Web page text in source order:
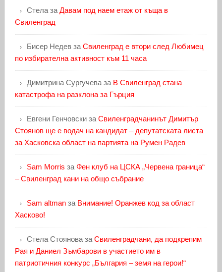
Стелаза Давам под наем етаж от къща в
Свиленград
Бисер Недевза Свиленград е втори след Любимец
по избирателна активност към 11 часа
Димитрина Сургучеваза В Свиленград стана
катастрофа на разклона за Гърция
Евгени Генчовскиза Свиленградчанинът Димитър
Стоянов ще е водач на кандидат – депутатската листа
за Хасковска област на партията на Румен Радев
Sam Morris за Фен клуб на ЦСКА „Червена граница“
– Свиленград кани на общо събрание
Sam altmanза Внимание! Оранжев код за област
Хасково!
Стела Стояноваза Свиленградчани, да подкрепим
Рая и Даниел Зъмбарови в участието им в
патриотичния конкурс „България – земя на герои!“